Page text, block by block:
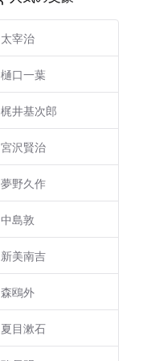
太宰治
樋口一葉
梶井基次郎
宮沢賢治
夢野久作
中島敦
新美南吉
森鴎外
夏目漱石